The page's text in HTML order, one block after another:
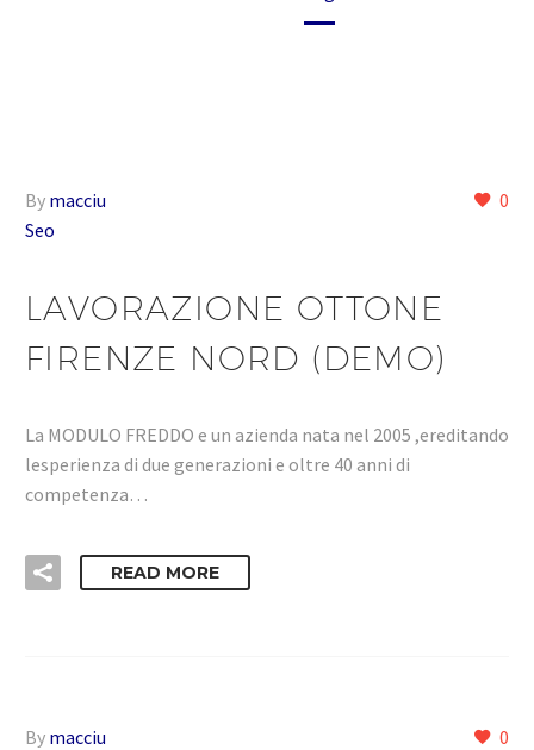
0
By macciu
Seo
LAVORAZIONE OTTONE
FIRENZE NORD (DEMO)
La MODULO FREDDO e un azienda nata nel 2005 ,ereditando
lesperienza di due generazioni e oltre 40 anni di
competenza…
READ MORE
0
By macciu